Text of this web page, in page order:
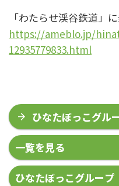
「わたらせ渓谷鉄道」
https://ameblo.jp/
12935779833.html
ひなたぼっこグル
off パーティー
一覧を見る
ひなたぼっこグループ